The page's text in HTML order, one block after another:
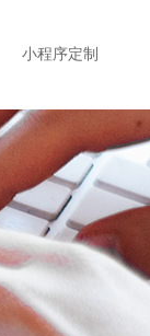
小程序定制